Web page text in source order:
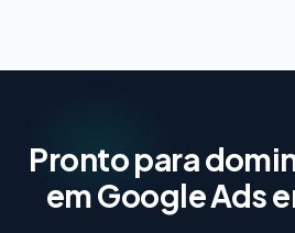
Pronto para
em Google Ads